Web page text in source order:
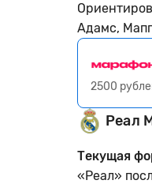
Адамс,
2500
Реал
Текущая
«Реал»